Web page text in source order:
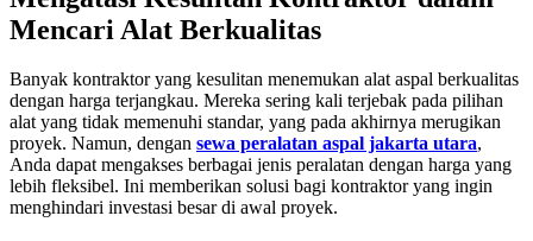
Mencari Alat Berkualitas
Banyak kontraktor yang kesulitan menemukan alat aspal berkualitas
dengan harga terjangkau. Mereka sering kali terjebak pada pilihan
alat yang tidak memenuhi standar, yang pada akhirnya merugikan
proyek. Namun, dengan sewa peralatan aspal jakarta utara,
Anda dapat mengakses berbagai jenis peralatan dengan harga yang
lebih fleksibel. Ini memberikan solusi bagi kontraktor yang ingin
menghindari investasi besar di awal proyek.